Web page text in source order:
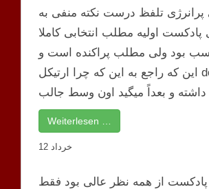
پرانرژی تلفظ درست نکته منفی به
پادکست اولیه مطلب انتخابی کاملا
بود ولی مطلب پراکنده است و
این که راجع به این که چرا ارتیکل dem ,der
Weiterlesen …
12 خرداد
پادکست از همه نظر عالی بود فقط